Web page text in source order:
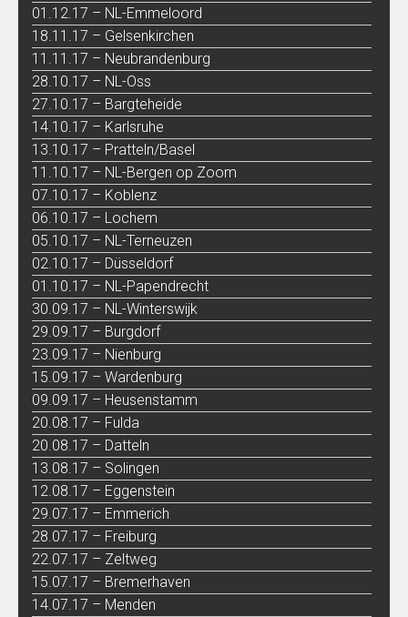
01.12.17 – NL-Emmeloord
18.11.17 – Gelsenkirchen
11.11.17 – Neubrandenburg
28.10.17 – NL-Oss
27.10.17 – Bargteheide
14.10.17 – Karlsruhe
13.10.17 – Pratteln/Basel
11.10.17 – NL-Bergen op Zoom
07.10.17 – Koblenz
06.10.17 – Lochem
05.10.17 – NL-Terneuzen
02.10.17 – Düsseldorf
01.10.17 – NL-Papendrecht
30.09.17 – NL-Winterswijk
29.09.17 – Burgdorf
23.09.17 – Nienburg
15.09.17 – Wardenburg
09.09.17 – Heusenstamm
20.08.17 – Fulda
20.08.17 – Datteln
13.08.17 – Solingen
12.08.17 – Eggenstein
29.07.17 – Emmerich
28.07.17 – Freiburg
22.07.17 – Zeltweg
15.07.17 – Bremerhaven
14.07.17 – Menden